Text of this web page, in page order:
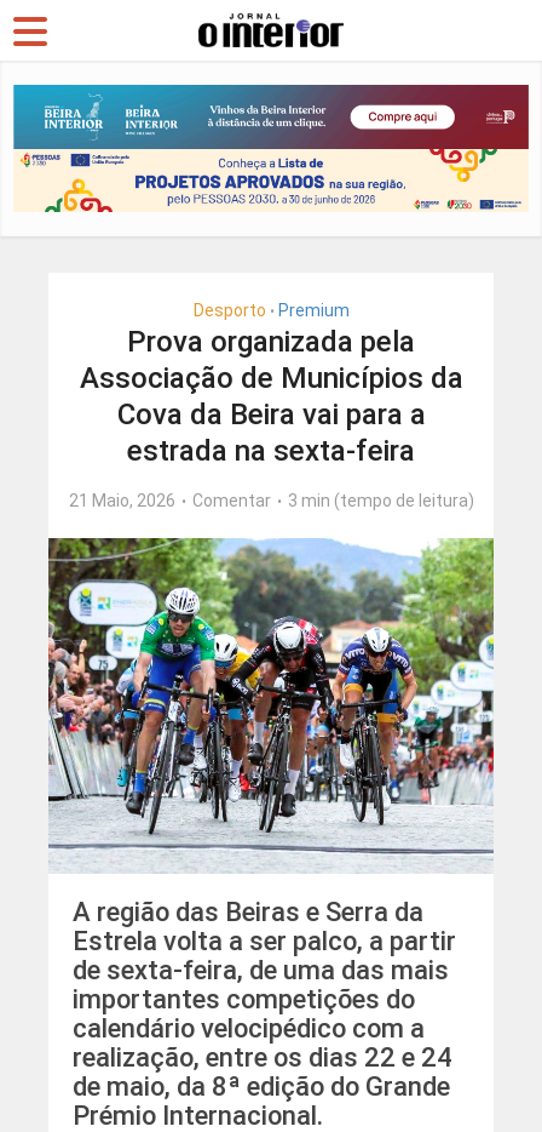
Desporto • Premium
Prova organizada pela
Associação de Municípios da
Cova da Beira vai para a
estrada na sexta-feira
21 Maio, 2026 Comentar 3 min (tempo de leitura)
A região das Beiras e Serra da
Estrela volta a ser palco, a partir
de sexta-feira, de uma das mais
importantes competições do
calendário velocipédico com a
realização, entre os dias 22 e 24
de maio, da 8ª edição do Grande
Prémio Internacional.